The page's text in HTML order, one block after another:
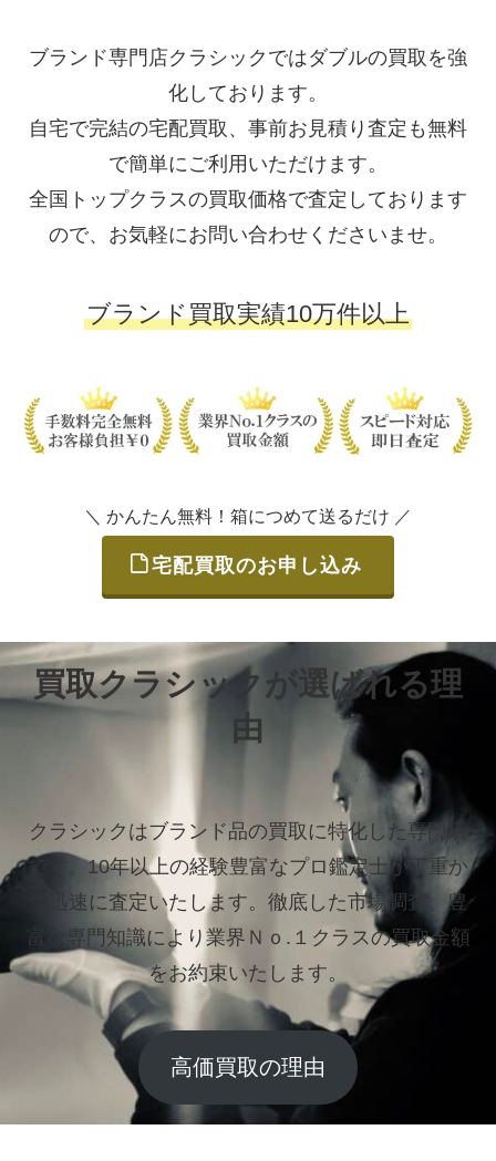
ブランド専門店クラシックではダブルの買取を強
化しております。
自宅で完結の宅配買取、事前お見積り査定も無料
で簡単にご利用いただけます。
全国トップクラスの買取価格で査定しております
ので、お気軽にお問い合わせくださいませ。
ブランド買取実績10万件以上
＼ かんたん無料！箱につめて送るだけ ／
宅配買取のお申し込み
買取クラシックが選ばれる理
由
クラシックはブランド品の買取に特化した専門店
です。10年以上の経験豊富なプロ鑑定士が丁重か
つ迅速に査定いたします。 徹底した市場調査、豊
富な専門知識により業界Ｎｏ.１クラスの買取金額
をお約束いたします。
高価買取の理由